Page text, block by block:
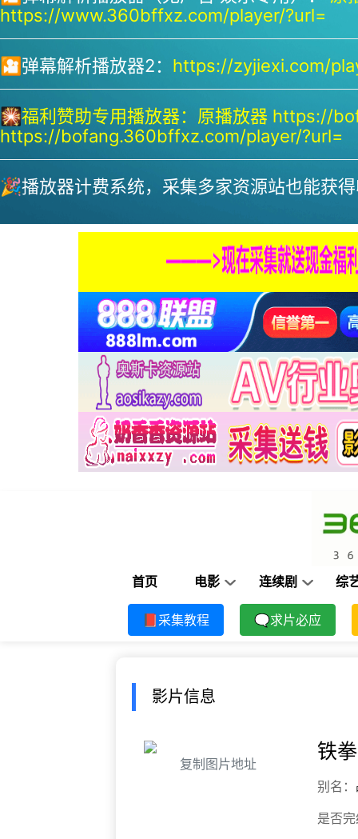
https://www.360bffxz.com/player/?url=
🎦弹幕解析播放器2： https://zyjiexi.com/
🎇福利赞助专用播放器： 原播放器 https://
https://bofang.360bffxz.com/player/?url=
🎉播放器计费系统，采集多家资源站也能获
首页 电影 连续剧 综
📕采集教程 🗨求片必应
影片信息
复制图片地址
铁
别名：
是否